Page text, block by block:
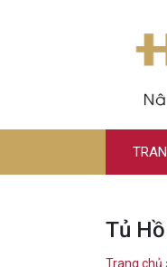
Tủ
Trang chủ